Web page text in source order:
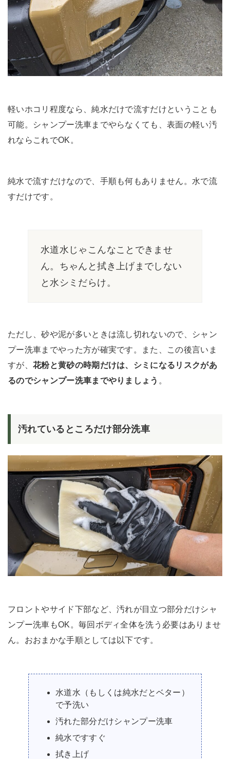
軽いホコリ程度なら、純水だけで流すだけということも
可能。シャンプー洗車までやらなくても、表面の軽い汚
れならこれでOK。
純水で流すだけなので、手順も何もありません。水で流
すだけです。
水道水じゃこんなことできませ
ん。ちゃんと拭き上げまでしない
と水シミだらけ。
ただし、砂や泥が多いときは流し切れないので、シャン
プー洗車までやった方が確実です。また、この後言いま
すが、 花粉と黄砂の時期だけは、シミになるリスクがあ
るのでシャンプー洗車までやりましょう 。
汚れているところだけ部分洗車
フロントやサイド下部など、汚れが目立つ部分だけシャ
ンプー洗車もOK。毎回ボディ全体を洗う必要はありませ
ん。おおまかな手順としては以下です。
水道水（もしくは純水だとベター）
で予洗い
汚れた部分だけシャンプー洗車
純水ですすぐ
拭き上げ